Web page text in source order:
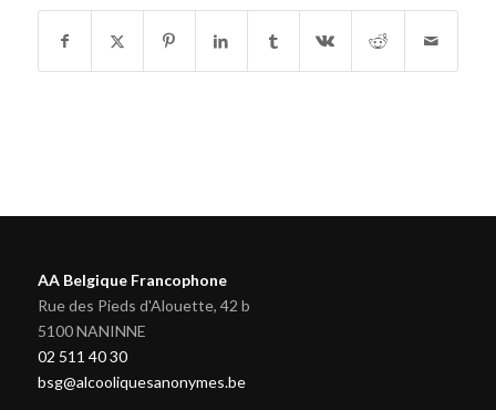
AA Belgique Francophone
Rue des Pieds d'Alouette, 42 b
5100 NANINNE
02 511 40 30
bsg@alcooliquesanonymes.be